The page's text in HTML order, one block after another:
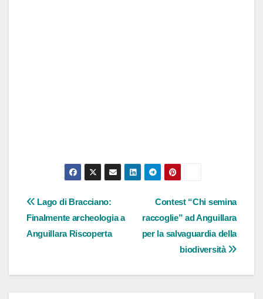
Navigazione
articoli
Contest “Chi semina
raccoglie” ad Anguillara
per la salvaguardia della
biodiversità
Lago di Bracciano:
Finalmente archeologia a
Anguillara Riscoperta